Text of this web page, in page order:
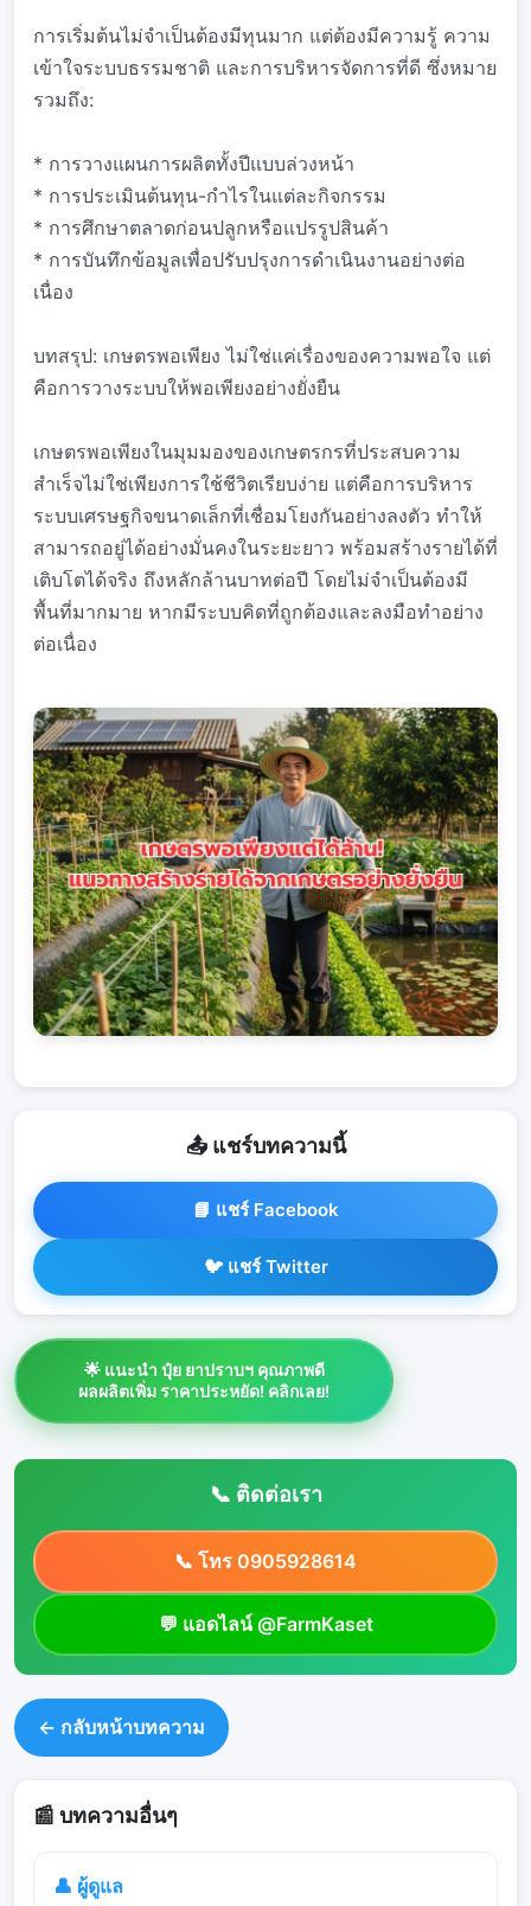
การเริ่มต้นไม่จำเป็นต้องมีทุนมาก แต่ต้องมีความรู้ ความ
เข้าใจระบบธรรมชาติ และการบริหารจัดการที่ดี ซึ่งหมาย
รวมถึง:
* การวางแผนการผลิตทั้งปีแบบล่วงหน้า
* การประเมินต้นทุน-กำไรในแต่ละกิจกรรม
* การศึกษาตลาดก่อนปลูกหรือแปรรูปสินค้า
* การบันทึกข้อมูลเพื่อปรับปรุงการดำเนินงานอย่างต่อ
เนื่อง
บทสรุป: เกษตรพอเพียง ไม่ใช่แค่เรื่องของความพอใจ แต่
คือการวางระบบให้พอเพียงอย่างยั่งยืน
เกษตรพอเพียงในมุมมองของเกษตรกรที่ประสบความ
สำเร็จไม่ใช่เพียงการใช้ชีวิตเรียบง่าย แต่คือการบริหาร
ระบบเศรษฐกิจขนาดเล็กที่เชื่อมโยงกันอย่างลงตัว ทำให้
สามารถอยู่ได้อย่างมั่นคงในระยะยาว พร้อมสร้างรายได้ที่
เติบโตได้จริง ถึงหลักล้านบาทต่อปี โดยไม่จำเป็นต้องมี
พื้นที่มากมาย หากมีระบบคิดที่ถูกต้องและลงมือทำอย่าง
ต่อเนื่อง
📤 แชร์บทความนี้
📘 แชร์ Facebook
🐦 แชร์ Twitter
🌟 แนะนำ ปุ๋ย ยาปราบฯ คุณภาพดี
ผลผลิตเพิ่ม ราคาประหยัด! คลิกเลย!
📞 ติดต่อเรา
📞 โทร 0905928614
💬 แอดไลน์ @FarmKaset
← กลับหน้าบทความ
📰 บทความอื่นๆ
👤 ผู้ดูแล